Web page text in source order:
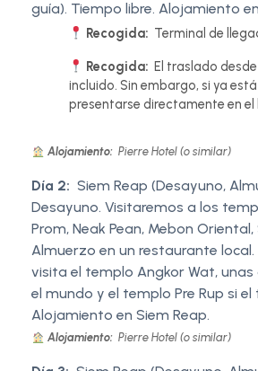
guía). Tiempo libre. Alojamiento
Recogida: Terminal de
Recogida: El traslado
incluido. Sin embargo, si ya
presentarse directamente en el
Alojamiento: Pierre Hotel (o similar)
Día 2: Siem Reap (Desayuno,
Desayuno. Visitaremos a los
Prom, Neak Pean, Mebon
Almuerzo en un restaurante
visita el templo Angkor Wat, unas
el mundo y el templo Pre Rup si
Alojamiento en Siem Reap.
Alojamiento: Pierre Hotel (o similar)